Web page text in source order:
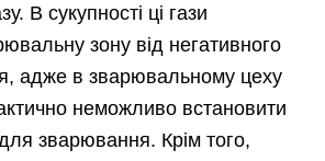
В сукупності ці гази
зону від негативного
адже в зварювальному цеху
неможливо встановити
зварювання. Крім того,